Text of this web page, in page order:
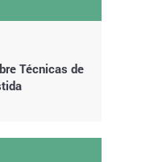
Técnicas de